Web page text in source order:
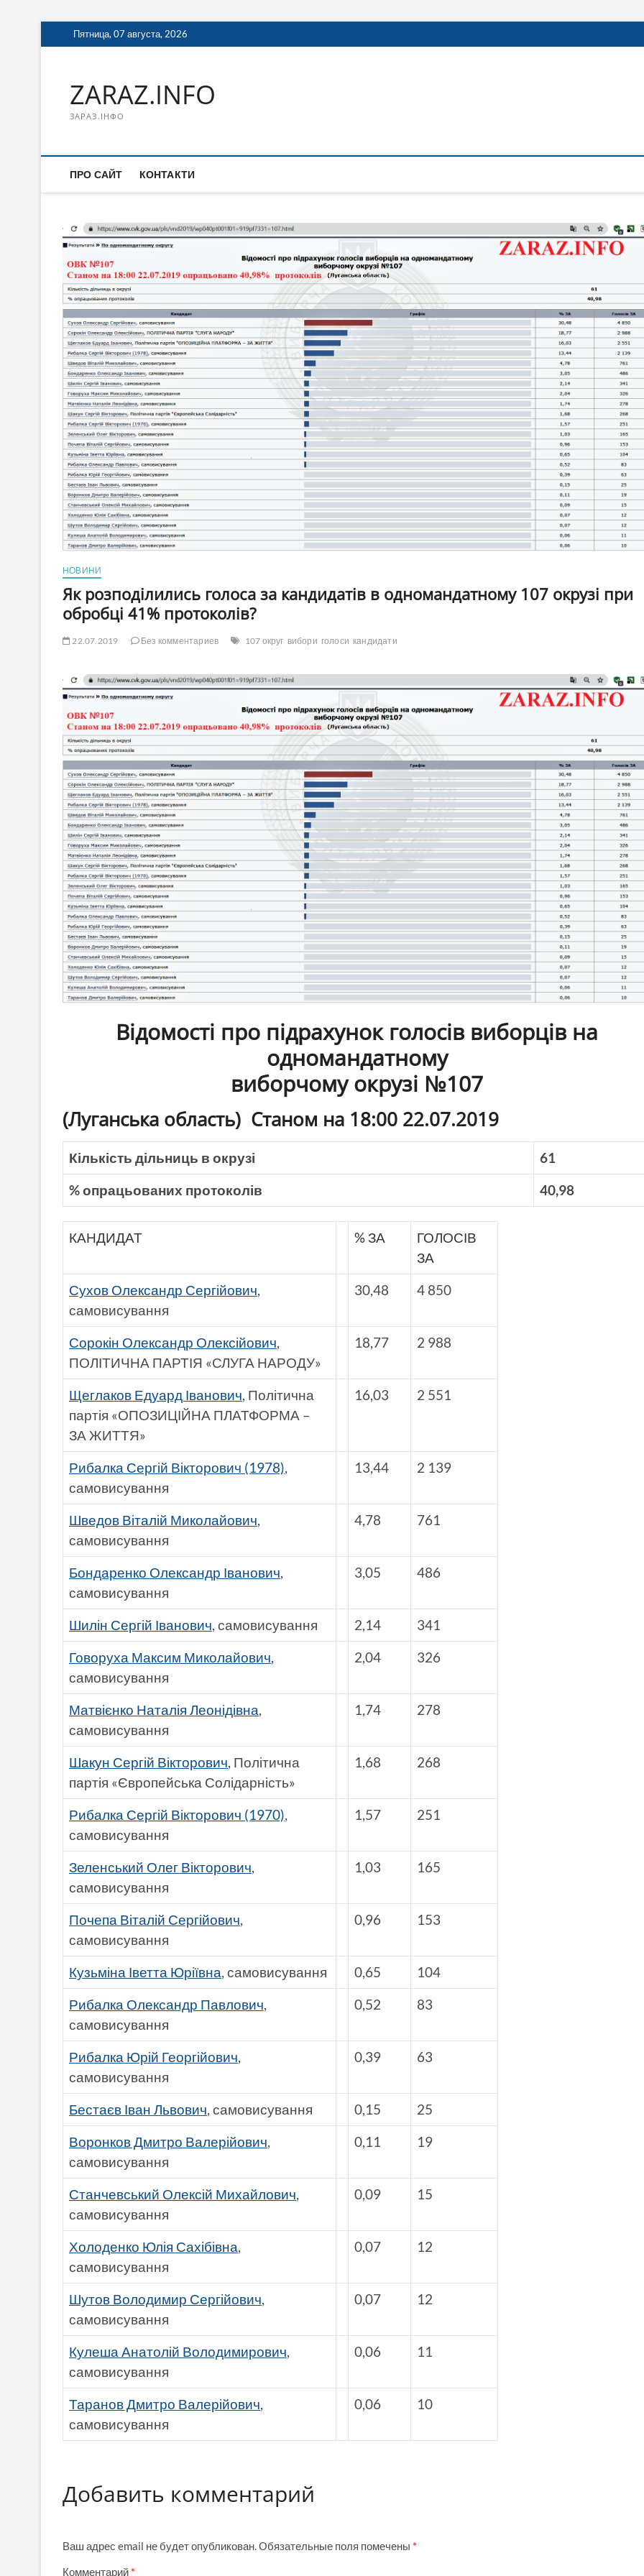
Перейти
к
Пятница, 07 августа, 2026
ZARAZ.INFO
ЗАРАЗ.ІНФО
ПРО САЙТ КОНТАКТИ
НОВИНИ
Як розподілились голоса за кандидатів в одномандатному 107 окрузі при
обробці 41% протоколів?
22.07.2019 Без комментариев 107 округ вибори голоси кандидати
Відомості про підрахунок голосів виборців на
одномандатному
виборчому окрузі №107
(Луганська область) Станом на 18:00 22.07.2019
Кількість дільниць в окрузі 61
% опрацьованих протоколів 40,98
КАНДИДАТ % ЗА
ГОЛОСІВ
ЗА
Сухов Олександр Сергійович,
самовисування
30,48 4 850
Сорокін Олександр Олексійович,
ПОЛІТИЧНА ПАРТІЯ «СЛУГА НАРОДУ»
18,77 2 988
Щеглаков Едуард Іванович, Політична
партія «ОПОЗИЦІЙНА ПЛАТФОРМА –
ЗА ЖИТТЯ»
16,03 2 551
Рибалка Сергій Вікторович (1978),
самовисування
13,44 2 139
Шведов Віталій Миколайович,
самовисування
4,78 761
Бондаренко Олександр Іванович,
самовисування
3,05 486
Шилін Сергій Іванович, самовисування 2,14 341
Говоруха Максим Миколайович,
самовисування
2,04 326
Матвієнко Наталія Леонідівна,
самовисування
1,74 278
Шакун Сергій Вікторович, Політична
партія «Європейська Солідарність»
1,68 268
Рибалка Сергій Вікторович (1970),
самовисування
1,57 251
Зеленський Олег Вікторович,
самовисування
1,03 165
Почепа Віталій Сергійович,
самовисування
0,96 153
Кузьміна Іветта Юріївна, самовисування 0,65 104
Рибалка Олександр Павлович,
самовисування
0,52 83
Рибалка Юрій Георгійович,
самовисування
0,39 63
Бестаєв Іван Львович, самовисування 0,15 25
Воронков Дмитро Валерійович,
самовисування
0,11 19
Станчевський Олексій Михайлович,
самовисування
0,09 15
Холоденко Юлія Сахібівна,
самовисування
0,07 12
Шутов Володимир Сергійович,
самовисування
0,07 12
Кулеша Анатолій Володимирович,
самовисування
0,06 11
Таранов Дмитро Валерійович,
самовисування
0,06 10
Добавить комментарий
Ваш адрес email не будет опубликован.Обязательные поля помечены *
Комментарий *